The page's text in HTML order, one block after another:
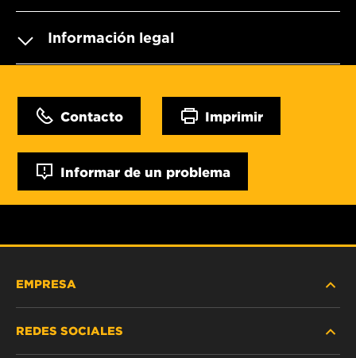
Información legal
Contacto Imprimir
Informar de un problema
EMPRESA
REDES SOCIALES